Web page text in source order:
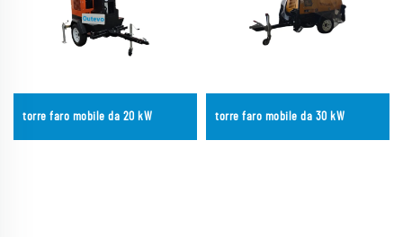
torre faro mobile da 20 kW torre faro mobile da 30 kW